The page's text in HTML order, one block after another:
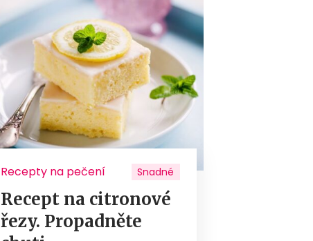
Recepty na pečení Snadné
Recept na citronové
řezy. Propadněte